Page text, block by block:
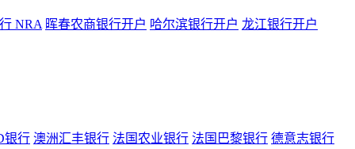
NRA 晖春农商银行开户 哈尔滨银行开户 龙江银行开户
银行 澳洲汇丰银行 法国农业银行 法国巴黎银行 德意志银行